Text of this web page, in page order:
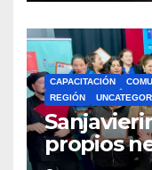
CAPACITACIÓN
REGIÓN
propios